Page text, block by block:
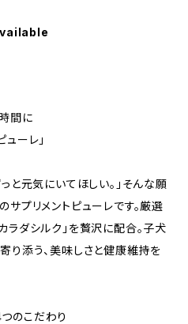
間に
ーレ」
と元気にいてほしい。」そんな願
サプリメントピューレです。厳選
ラダシルク」を贅沢に配合。子犬
り添う、美味しさと健康維持を
のこだわり